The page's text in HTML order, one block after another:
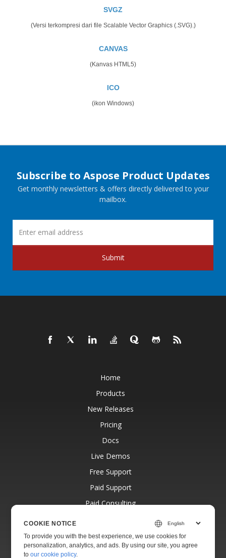
SVGZ
(Versi terkompresi dari file Scalable Vector Graphics (.SVG).)
CANVAS
(Kanvas HTML5)
ICO
(ikon Windows)
Subscribe to Aspose Product Updates
Get monthly newsletters & offers directly delivered to your
mailbox.
Submit
Home
Products
New Releases
Pricing
Docs
Live Demos
Free Support
Paid Support
Paid Consulting
Websites
About
COOKIE NOTICE
To provide you with the best experience, we use cookies for
personalization, analytics, and ads. By using our site, you agree
toour cookie policy.